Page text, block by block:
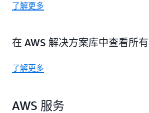
了解更多
在 AWS 解决方案库中查看所
了解更多
AWS 服务